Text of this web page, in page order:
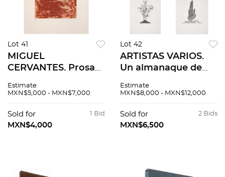
Lot 41
MIGUEL
CERVANTES. Prosa
Firmados. Grabados
/ 59.5 x 49.5 x 1 cm
carpeta. Piezas: 3
Estimate
MXN$5,000 - MXN$7,000
1 Bid
Sold for
MXN$4,000
Lot 42
ARTISTAS VARIOS.
Un almanaque de
Grabados al
41x30.5cm papel cu /
43x33x1.5cm carpeta.
Estimate
MXN$8,000 - MXN$12,000
2 Bids
Sold for
MXN$6,500